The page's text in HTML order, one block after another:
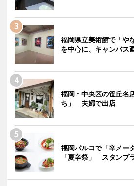
福岡県立美術館で「
を中心に、キャンバス
福岡・中央区の笹丘名
ち」 夫婦で出店
福岡パルコで「辛メー
「夏辛祭」 スタンプ